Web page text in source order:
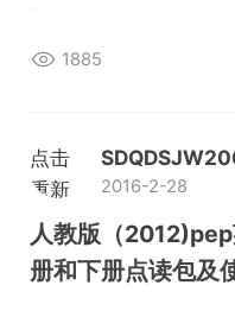
1885
点击
重新
加载
2016-2-28
人教版（
册和下册点读包及